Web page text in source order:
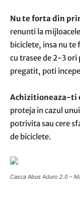
Nu te forta din
renunti la
biciclete, insa nu te
cu trasee de 2-3 ori
pregatit, poti
Achizitioneaza-ti
proteja in cazul
potrivita sau cere
de biciclete.
Casca Abus Aduro 2.0 –